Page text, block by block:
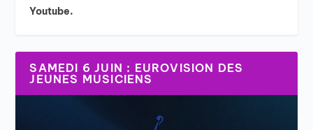
Youtube.
SAMEDI 6 JUIN : EUROVISION DES
JEUNES MUSICIENS